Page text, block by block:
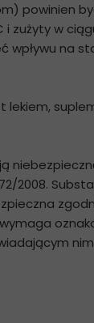
powinien
zużyty w
wpływu na
lekiem,
2008.